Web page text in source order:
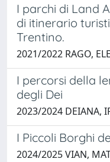
I parchi di Land
di itinerario
Trentino.
2021/2022 RAGO,
I percorsi della
degli Dei
2023/2024 DEIANA,
I Piccoli Borghi
2024/2025 VIAN,